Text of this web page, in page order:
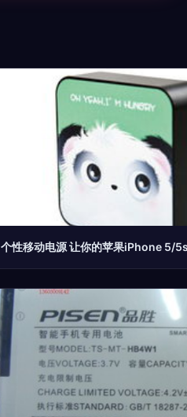
个性移动电源 让你的苹果iPhone 5/